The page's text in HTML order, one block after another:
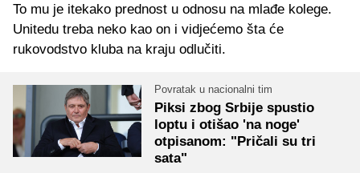
To mu je itekako prednost u odnosu na mlađe kolege.
Unitedu treba neko kao on i vidjećemo šta će
rukovodstvo kluba na kraju odlučiti.
Povratak u nacionalni tim
Piksi zbog Srbije spustio
loptu i otišao 'na noge'
otpisanom: "Pričali su tri
sata"